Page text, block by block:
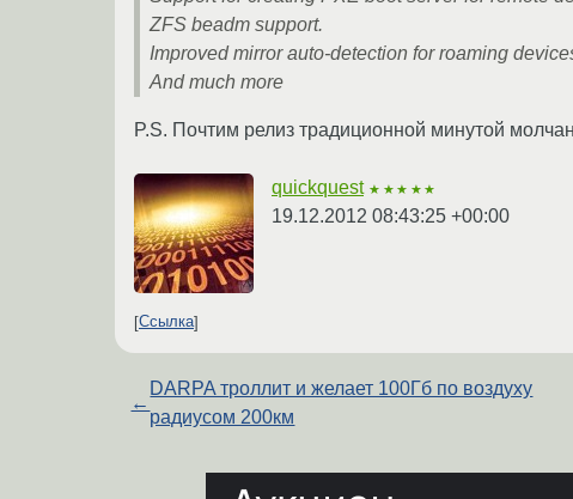
ZFS beadm support.
Improved mirror auto-detection for roaming
And much more
P.S. Почтим релиз традиционной минутой
quickquest ★★★★★
19.12.2012 08:43:25 +00:00
Ссылка
←
DARPA троллит и желает 100Гб по воздуху
радиусом 200км